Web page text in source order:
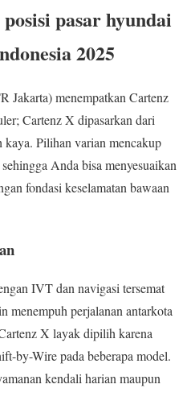
pasar hyundai
2025
Jakarta) menempatkan Cartenz
Cartenz X dipasarkan dari
Pilihan varian mencakup
Anda bisa menyesuaikan
fondasi keselamatan bawaan
IVT dan navigasi tersemat
menempuh perjalanan antarkota
X layak dipilih karena
by-Wire pada beberapa model.
kendali harian maupun